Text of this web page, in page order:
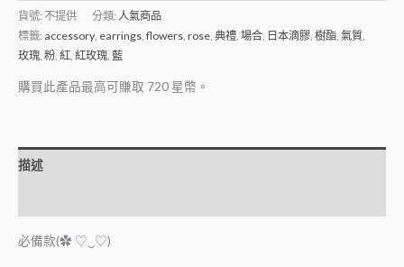
貨號: 不提供 分類: 人氣商品
標籤: accessory, earrings, flowers, rose, 典禮, 場合, 日本滴膠, 樹酯, 氣質,
玫瑰, 粉, 紅, 紅玫瑰, 藍
購買此產品最高可賺取 720 星幣。
描述
必備款(✿ ♡‿♡)